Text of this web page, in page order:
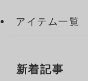
アイテム一覧
新着記事